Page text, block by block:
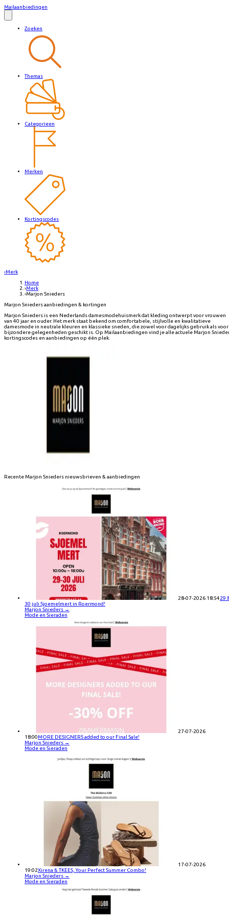
Mailaanbiedingen
Zoeken
Themas
Categorieen
Merken
Kortingscodes
‹Merk
Home
›Merk
›Marjon Snieders
Marjon Snieders aanbiedingen & kortingen
Marjon Snieders is een Nederlands damesmodehuismerk dat kleding ontwerpt voor vrouwen
van 40 jaar en ouder. Het merk staat bekend om comfortabele, stijlvolle en kwalitatieve
damesmode in neutrale kleuren en klassieke sneden, die zowel voor dagelijks gebruik als voor
bijzondere gelegenheden geschikt is. Op Mailaanbiedingen vind je alle actuele Marjon
kortingscodes en aanbiedingen op één plek.
Recente Marjon Snieders nieuwsbrieven & aanbiedingen
28-07-2026 18:5429
30 juli Sjoemelmert in Roermond!
Marjon Snieders →
Mode en Sieraden
27-07-2026
18:00MORE DESIGNERS added to our Final Sale!
Marjon Snieders →
Mode en Sieraden
17-07-2026
19:02Xirena & TKEES, Your Perfect Summer Combo!
Marjon Snieders →
Mode en Sieraden